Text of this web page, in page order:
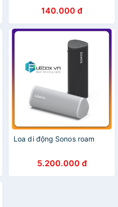
loa, siêu bass, siêu trầm
140.000 đ
Loa di động Sonos roam
5.200.000 đ